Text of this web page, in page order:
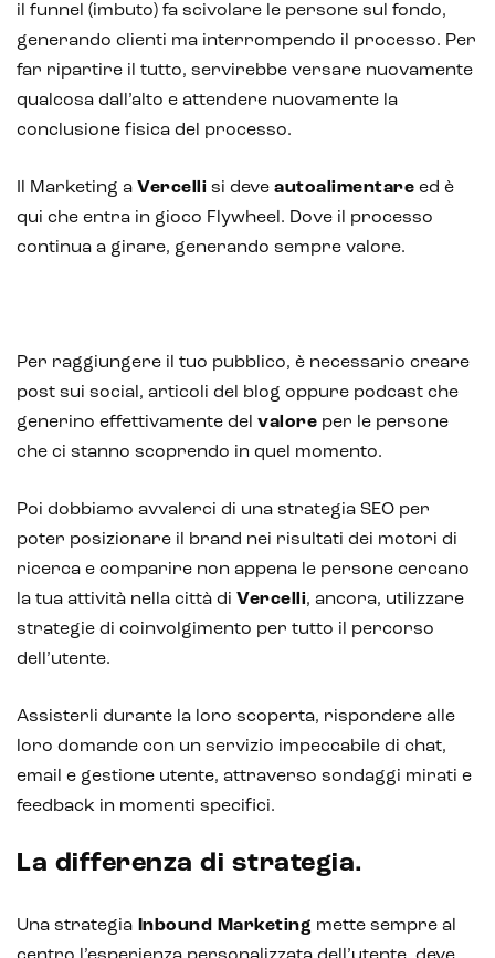
il funnel (imbuto) fa scivolare le persone sul fondo,
generando clienti ma interrompendo il processo. Per
far ripartire il tutto, servirebbe versare nuovamente
qualcosa dall’alto e attendere nuovamente la
conclusione fisica del processo.
Il Marketing a Vercelli si deve autoalimentare ed è
qui che entra in gioco Flywheel. Dove il processo
continua a girare, generando sempre valore.
Per raggiungere il tuo pubblico, è necessario creare
post sui social, articoli del blog oppure podcast che
generino effettivamente del valore per le persone
che ci stanno scoprendo in quel momento.
Poi dobbiamo avvalerci di una strategia SEO per
poter posizionare il brand nei risultati dei motori di
ricerca e comparire non appena le persone cercano
la tua attività nella città di Vercelli, ancora, utilizzare
strategie di coinvolgimento per tutto il percorso
dell’utente.
Assisterli durante la loro scoperta, rispondere alle
loro domande con un servizio impeccabile di chat,
email e gestione utente, attraverso sondaggi mirati e
feedback in momenti specifici.
La differenza di strategia.
Una strategia Inbound Marketing mette sempre al